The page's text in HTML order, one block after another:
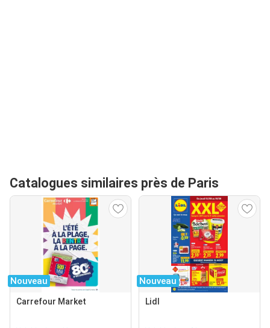
Catalogues similaires près de Paris
Nouveau
Carrefour Market
Nouveau
Lidl